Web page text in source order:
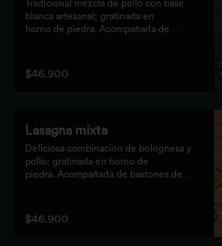
Tradicional mezcla de pollo con base
blanca artesanal; gratinada en
horno de piedra. Acompañada de
$46.900
Lasagna mixta
Deliciosa combinación de bolognesa y
pollo; gratinada en horno de
piedra. Acompañada de bastones de
$46.900